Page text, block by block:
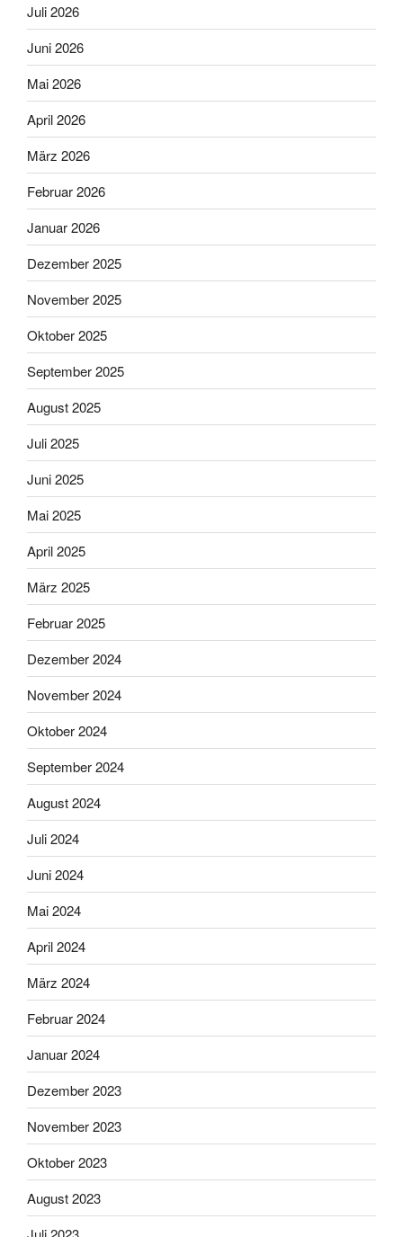
Juli 2026
Juni 2026
Mai 2026
April 2026
März 2026
Februar 2026
Januar 2026
Dezember 2025
November 2025
Oktober 2025
September 2025
August 2025
Juli 2025
Juni 2025
Mai 2025
April 2025
März 2025
Februar 2025
Dezember 2024
November 2024
Oktober 2024
September 2024
August 2024
Juli 2024
Juni 2024
Mai 2024
April 2024
März 2024
Februar 2024
Januar 2024
Dezember 2023
November 2023
Oktober 2023
August 2023